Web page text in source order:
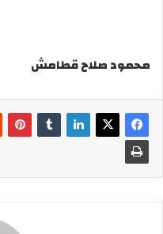
محمود صلاح قطامش